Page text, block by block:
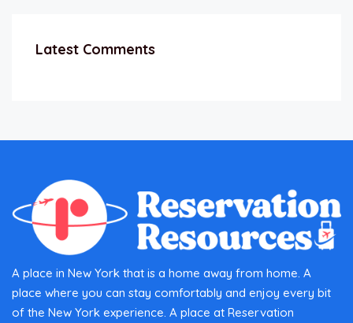
Latest Comments
A place in New York that is a home away from home. A
place where you can stay comfortably and enjoy every bit
of the New York experience. A place at Reservation